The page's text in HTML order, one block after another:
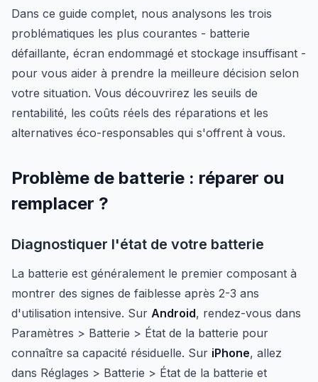
Dans ce guide complet, nous analysons les trois
problématiques les plus courantes - batterie
défaillante, écran endommagé et stockage insuffisant -
pour vous aider à prendre la meilleure décision selon
votre situation. Vous découvrirez les seuils de
rentabilité, les coûts réels des réparations et les
alternatives éco-responsables qui s'offrent à vous.
Problème de batterie : réparer ou
remplacer ?
Diagnostiquer l'état de votre batterie
La batterie est généralement le premier composant à
montrer des signes de faiblesse après 2-3 ans
d'utilisation intensive. Sur Android, rendez-vous dans
Paramètres > Batterie > État de la batterie pour
connaître sa capacité résiduelle. Sur iPhone, allez
dans Réglages > Batterie > État de la batterie et